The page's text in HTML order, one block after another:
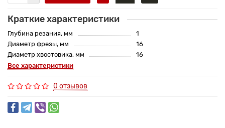
Краткие характеристики
Глубина резания, мм
1
Диаметр фрезы, мм
16
Диаметр хвостовика, мм
16
Все характеристики
0 отзывов